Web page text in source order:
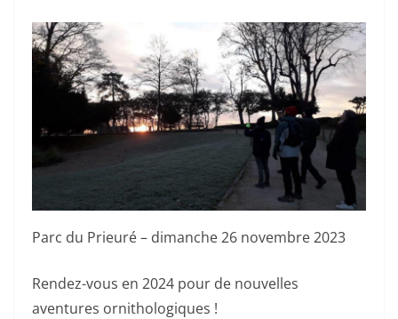
Parc du Prieuré – dimanche 26 novembre 2023
Rendez-vous en 2024 pour de nouvelles
aventures ornithologiques !